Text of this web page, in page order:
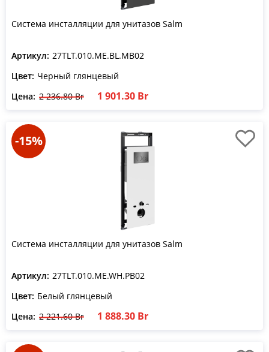
Система инсталляции для унитазов Salm
Артикул: 27TLT.010.ME.BL.MB02
Цвет: Черный глянцевый
Цена: 2 236.80 Br 1 901.30 Br
-15%
Система инсталляции для унитазов Salm
Артикул: 27TLT.010.ME.WH.PB02
Цвет: Белый глянцевый
Цена: 2 221.60 Br 1 888.30 Br